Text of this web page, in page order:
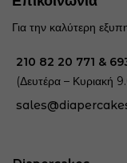
Για την καλύτερη
210 82 20 771 &
(Δευτέρα – Κυριακή